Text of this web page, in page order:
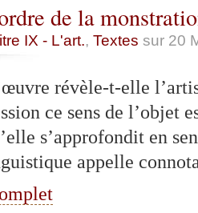
de la
IX - L'art., Textes sur 20
révèle-t-elle
ce sens de l’objet
s’approfondit en
appelle